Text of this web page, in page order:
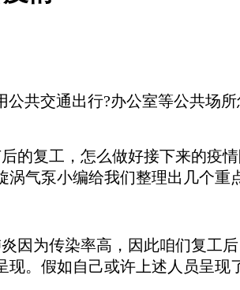
共交通出行?办公室等公共场所
的复工，怎么做好接下来的疫
气泵小编给我们整理出几个重
因为传染率高，因此咱们复工后
。假如自己或许上述人员呈现